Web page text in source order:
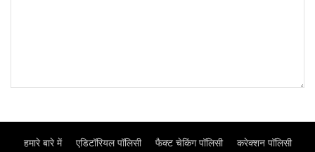
हमारे बारे में एडिटॉरियल पॉलिसी फैक्ट चेकिंग पॉलिसी करेक्शन पॉलिसी